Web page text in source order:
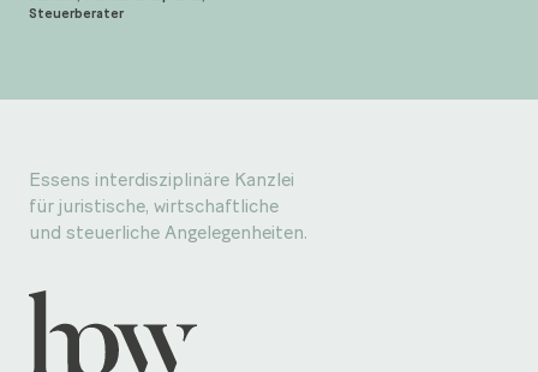
Steuerberater
Essens interdisziplinäre Kanzlei
für juristische, wirtschaftliche
und steuerliche Angelegenheiten.